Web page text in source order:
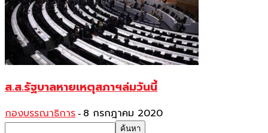
ส.ส.รัฐบาลหายเหตุสภาฯล่มวันนี้
กองบรรณาธิการ - 8 กรกฎาคม 2020